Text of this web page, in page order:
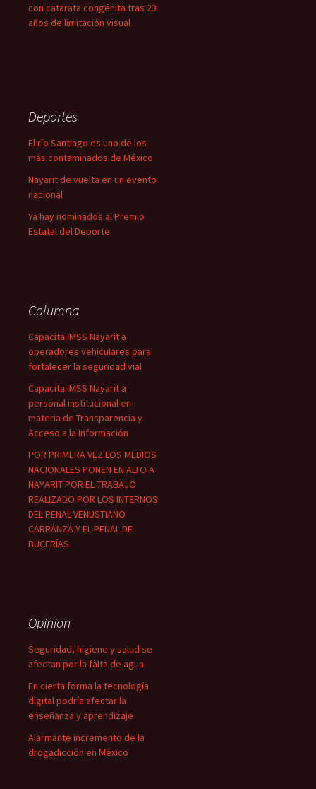
con catarata congénita tras 23
años de limitación visual
Deportes
El río Santiago es uno de los
más contaminados de México
Nayarit de vuelta en un evento
nacional
Ya hay nominados al Premio
Estatal del Deporte
Columna
Capacita IMSS Nayarit a
operadores vehiculares para
fortalecer la seguridad vial
Capacita IMSS Nayarit a
personal institucional en
materia de Transparencia y
Acceso a la Información
POR PRIMERA VEZ LOS MEDIOS
NACIONALES PONEN EN ALTO A
NAYARIT POR EL TRABAJO
REALIZADO POR LOS INTERNOS
DEL PENAL VENUSTIANO
CARRANZA Y EL PENAL DE
BUCERÍAS
Opinion
Seguridad, higiene y salud se
afectan por la falta de agua
En cierta forma la tecnología
digital podría afectar la
enseñanza y aprendizaje
Alarmante incremento de la
drogadicción en México